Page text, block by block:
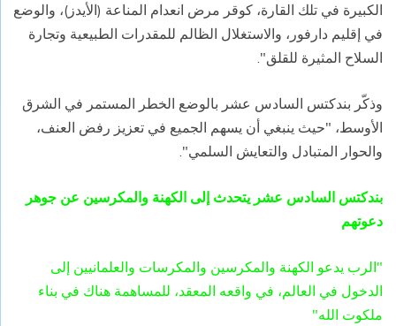
الكبيرة في تلك القارة، كوقر مرض انعدام المناعة (الأيدز)، والوضع
في إقليم دارفور، والاستغلال الظالم للمقدرات الطبيعية وتجارة
السلاح المثيرة للقلق".
وذكّر بندكتس السادس عشر بالوضع الخطر المستمر في الشرق
الأوسط، "حيث ينبغي أن يسهم الجميع في تعزيز رفض العنف،
والحوار المتبادل والتعايش السلمي".
بندكتس السادس عشر يتحدث إلى الكهنة والمكرسين عن جوهر
دعوتهم
"الرب يدعو الكهنة والمكرسين والمكرسات والعلمانيين إلى
الدخول في العالم، في واقعه المعقد، للمساهمة هناك في بناء
ملكوت الله"